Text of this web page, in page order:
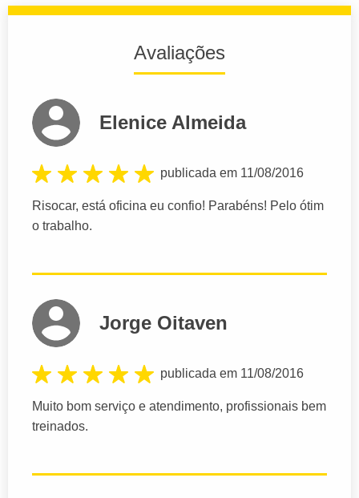
Avaliações
Elenice Almeida
publicada em 11/08/2016
Risocar, está oficina eu confio! Parabéns! Pelo ótim
o trabalho.
Jorge Oitaven
publicada em 11/08/2016
Muito bom serviço e atendimento, profissionais bem
treinados.